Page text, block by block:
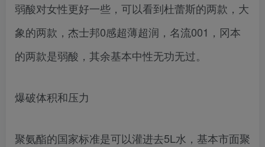
弱酸对女性更好一些，可以看到杜蕾斯的两款，大
象的两款，杰士邦0感超薄超润，名流001，冈本
的两款是弱酸，其余基本中性无功无过。
爆破体积和压力
聚氨酯的国家标准是可以灌进去5L水，基本市面聚